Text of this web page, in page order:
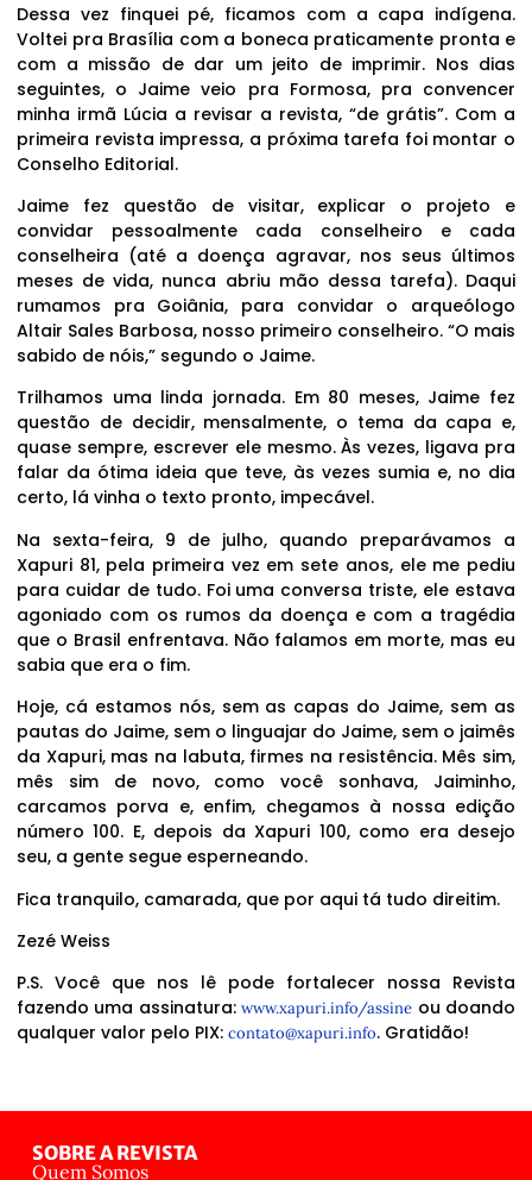
Dessa vez finquei pé, ficamos com a capa indígena.
Voltei pra Brasília com a boneca praticamente pronta e
com a missão de dar um jeito de imprimir. Nos dias
seguintes, o Jaime veio pra Formosa, pra convencer
minha irmã Lúcia a revisar a revista, “de grátis”. Com a
primeira revista impressa, a próxima tarefa foi montar o
Conselho Editorial.
Jaime fez questão de visitar, explicar o projeto e
convidar pessoalmente cada conselheiro e cada
conselheira (até a doença agravar, nos seus últimos
meses de vida, nunca abriu mão dessa tarefa). Daqui
rumamos pra Goiânia, para convidar o arqueólogo
Altair Sales Barbosa, nosso primeiro conselheiro. “O mais
sabido de nóis,” segundo o Jaime.
Trilhamos uma linda jornada. Em 80 meses, Jaime fez
questão de decidir, mensalmente, o tema da capa e,
quase sempre, escrever ele mesmo. Às vezes, ligava pra
falar da ótima ideia que teve, às vezes sumia e, no dia
certo, lá vinha o texto pronto, impecável.
Na sexta-feira, 9 de julho, quando preparávamos a
Xapuri 81, pela primeira vez em sete anos, ele me pediu
para cuidar de tudo. Foi uma conversa triste, ele estava
agoniado com os rumos da doença e com a tragédia
que o Brasil enfrentava. Não falamos em morte, mas eu
sabia que era o fim.
Hoje, cá estamos nós, sem as capas do Jaime, sem as
pautas do Jaime, sem o linguajar do Jaime, sem o jaimês
da Xapuri, mas na labuta, firmes na resistência. Mês sim,
mês sim de novo, como você sonhava, Jaiminho,
carcamos porva e, enfim, chegamos à nossa edição
número 100. E, depois da Xapuri 100, como era desejo
seu, a gente segue esperneando.
Fica tranquilo, camarada, que por aqui tá tudo direitim.
Zezé Weiss
P.S. Você que nos lê pode fortalecer nossa Revista
fazendo uma assinatura:www.xapuri.info/assine ou doando
qualquer valor pelo PIX: contato@xapuri.info. Gratidão!
SOBRE A REVISTA
Quem Somos